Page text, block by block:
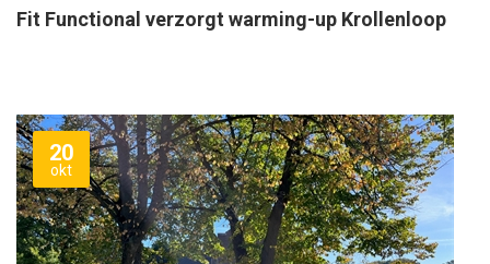
Fit Functional verzorgt warming-up Krollenloop
20
okt